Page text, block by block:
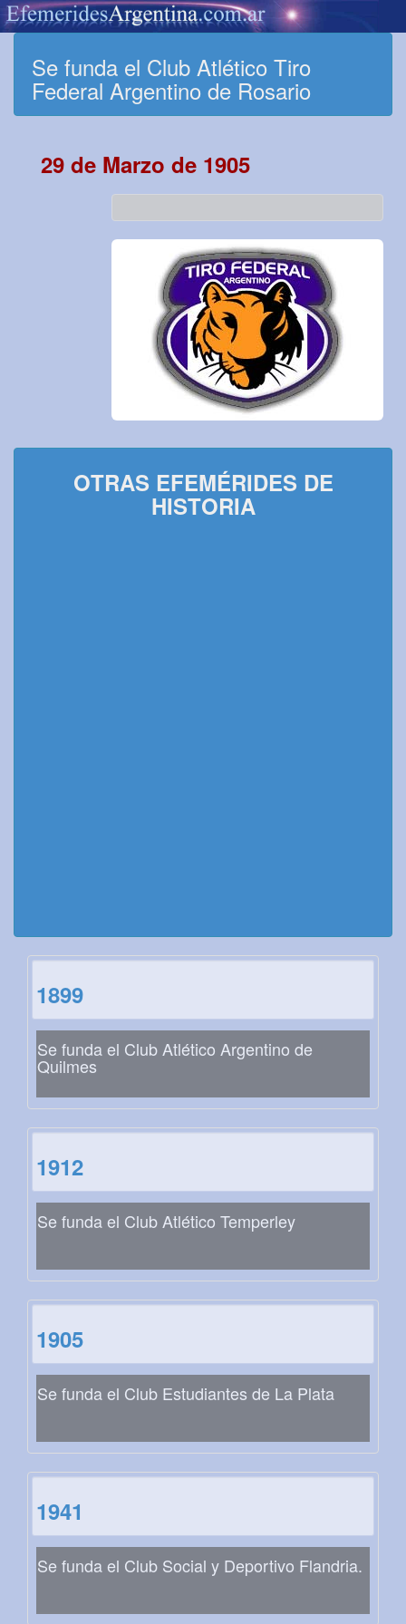
Se funda el Club Atlético Tiro
Federal Argentino de Rosario
29 de Marzo de 1905
OTRAS EFEMÉRIDES DE
HISTORIA
1899
Se funda el Club Atlético Argentino de
Quilmes
1912
Se funda el Club Atlético Temperley
1905
Se funda el Club Estudiantes de La Plata
1941
Se funda el Club Social y Deportivo Flandria.